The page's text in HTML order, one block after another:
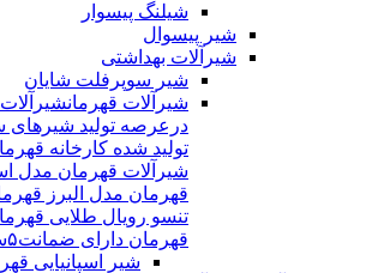
شیلنگ پیسوار
شیر پیسوال
شیرآلات بهداشتی
شیر سوپرفلت شایان
شیرآلات قهرمان
درعرصه تولید شیرهای
شیرآلات قهرمان مدل
قهرمان مدل البرز
تنسو رویال طلایی
قهرمان دارای ضمانت۵ساله میباشند پس از اتمام ضمانت نامه شیرالات شامل ۱۵سال خدمات پس از فروش میشوند
شیر اسپانیایی